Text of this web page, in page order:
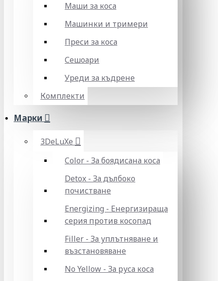
Маши за коса
Машинки и тримери
Преси за коса
Сешоари
Уреди за къдрене
Комплекти
Марки
3DeLuXe
Color - За боядисана коса
Detox - За дълбоко
почистване
Energizing - Енергизираща
серия против косопад
Filler - За уплътняване и
възстановяване
No Yellow - За руса коса